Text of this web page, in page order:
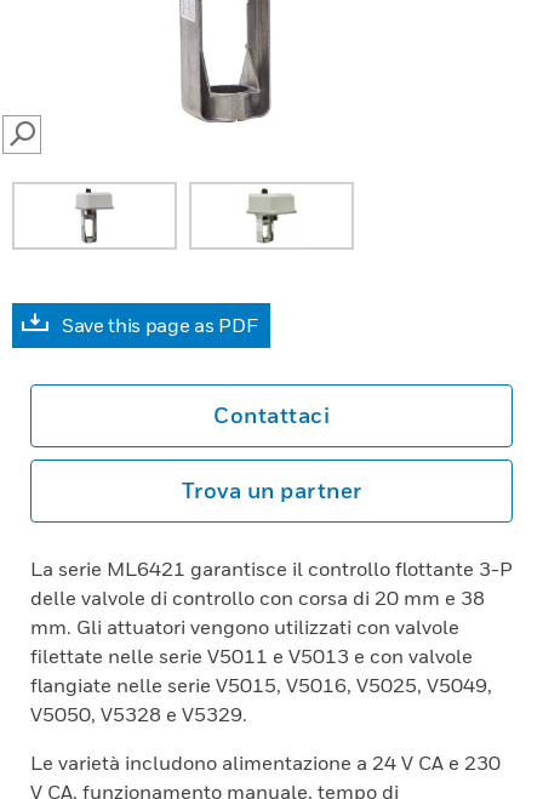
SEARCH
Save this page as PDF
Contattaci
Trova un partner
La serie ML6421 garantisce il controllo flottante 3-P
delle valvole di controllo con corsa di 20 mm e 38
mm. Gli attuatori vengono utilizzati con valvole
filettate nelle serie V5011 e V5013 e con valvole
flangiate nelle serie V5015, V5016, V5025, V5049,
V5050, V5328 e V5329.
Le varietà includono alimentazione a 24 V CA e 230
V CA, funzionamento manuale, tempo di